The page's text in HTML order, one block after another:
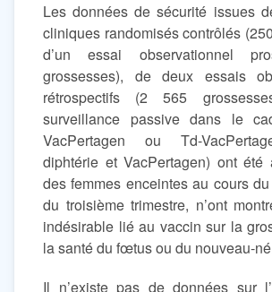
Les données de sécurité issues
cliniques randomisés contrôlés
d’un essai observationnel
grossesses), de deux essais
rétrospectifs (2 565
surveillance passive dans le
VacPertagen ou Td-
diphtérie et VacPertagen) ont été
des femmes enceintes au cours
du troisième trimestre, n’ont
indésirable lié au vaccin sur la
la santé du fœtus ou du nouveau-
Il n’existe pas de données sur